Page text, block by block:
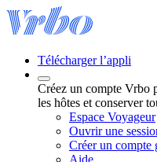
Télécharger l’appli
Créez un compte Vrbo
les hôtes et conserver
Espace Voyageur
Ouvrir une
Créer un compte
Aide